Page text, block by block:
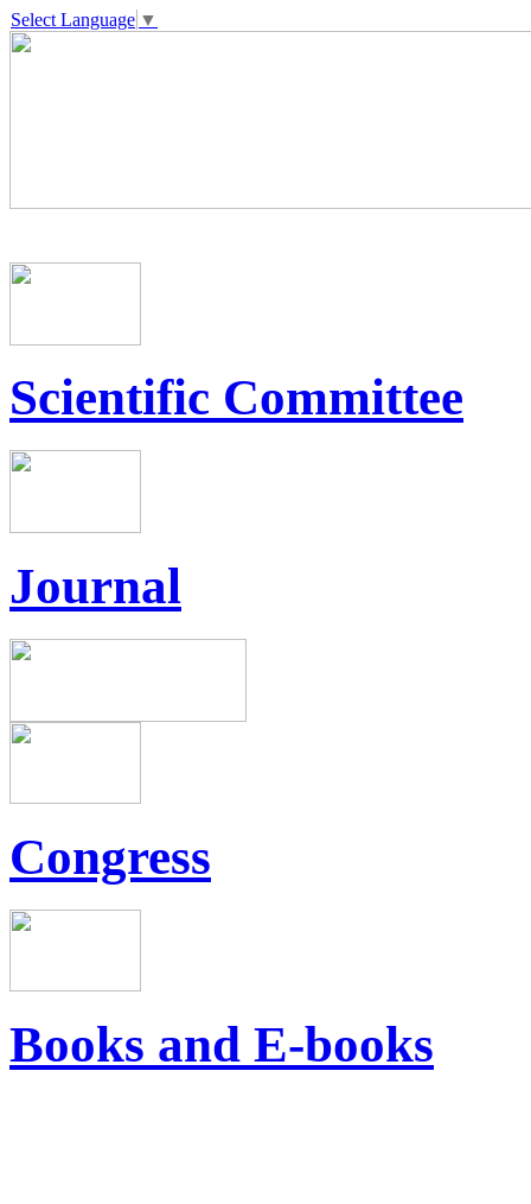
Select Language ▼
Scientific Committee
Journal
Congress
Books and E-books